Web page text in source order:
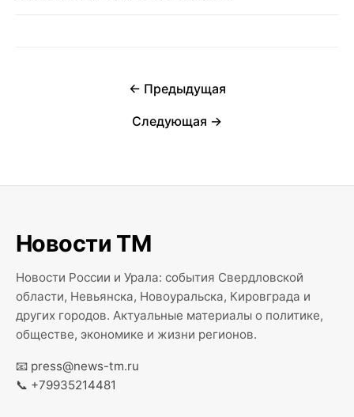
← Предыдущая
Следующая →
Новости ТМ
Новости России и Урала: события Свердловской
области, Невьянска, Новоуральска, Кировграда и
других городов. Актуальные материалы о политике,
обществе, экономике и жизни регионов.
📧 press@news-tm.ru
📞 +79935214481